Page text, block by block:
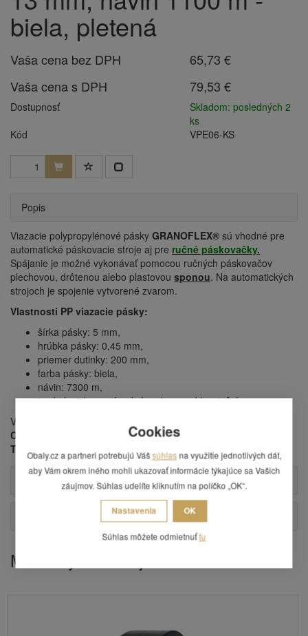
biela, pletená
Vaša cena bez DPH
65,73 €
Vaša cena s DPH
79,53 €
Dostupnosť
Skladom: posledných 2
ks
Kód
VPE06-KS
Popis
Viazacie polypropylénové pásky GRANOFLEX® sú vhodné pre
automatické páskovacie stroje aj pre ručné páskovačky.
Spájanie je možné vykonávať pomocou ručných páskovačov
plechovou, drôtenou alebo plastovou sponou. Na automatických
strojoch je spojenie vytvorené zvarom.
Vlastnosti PP viazacie pásky:
šírka pásky: 5 mm,
hrúbka pásky: 0,45 mm,
priemer dutinky: 200 mm,
farba pásky: biela,
návin: 7300 m,
je ekologicky nezávadná a plne recyklovateľná.
Viazacie pásky sú vhodné pre páskovacie stroje
CYKLOP, SMB, FERAG, STRAPEX, ORGAPACK, FROMM,
TRANSPAK, REISOPACK, ZAPAK, MINIPACK, ROBOPAC.
Alternatívne produkty
Mohlo by Vás zaujímať
Cookies
Obaly.cz a partneri potrebujú Vášsúhlas na využitie jednotlivých dát,
aby Vám okrem iného mohli ukazovať informácie týkajúce sa Vašich
záujmov. Súhlas udelíte kliknutím na políčko „OK“.
Nastavenia OK
Súhlas môžete odmietnuťtu